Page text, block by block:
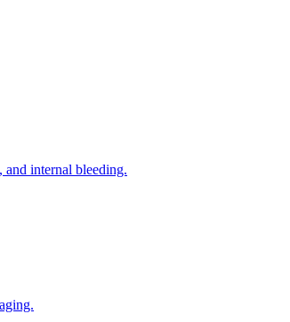
and internal bleeding.